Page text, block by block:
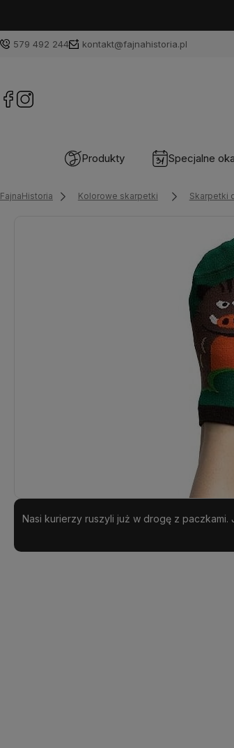
579 492 244 kontakt@fajnahistoria.pl
Produkty Specjalne
FajnaHistoria Kolorowe skarpetki Skarpetki
Nasi kurierzy ruszyli już w drogę z paczkami.
Dostępność: